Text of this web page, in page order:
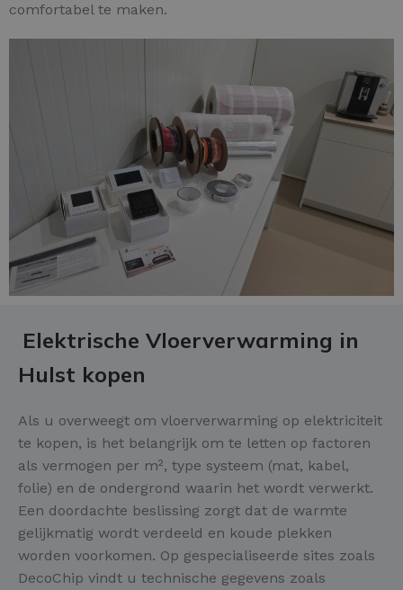
comfortabel te maken.
Elektrische Vloerverwarming in
Hulst kopen
Als u overweegt om vloerverwarming op elektriciteit
te kopen, is het belangrijk om te letten op factoren
als vermogen per m², type systeem (mat, kabel,
folie) en de ondergrond waarin het wordt verwerkt.
Een doordachte beslissing zorgt dat de warmte
gelijkmatig wordt verdeeld en koude plekken
worden voorkomen. Op gespecialiseerde sites zoals
DecoChip vindt u technische gegevens zoals